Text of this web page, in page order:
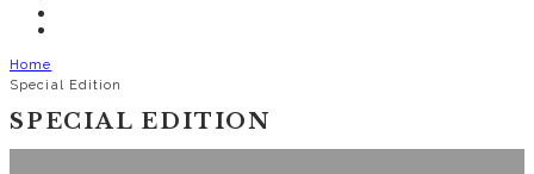
Home
Special Edition
SPECIAL EDITION